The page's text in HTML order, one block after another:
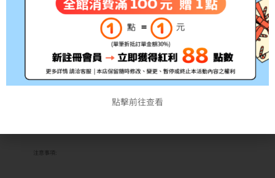
*此為耗材性用品，經拆封後不予退貨(除新品不良)，拆
封前請務必確認清楚型號!!
注意事項:
點擊前往查看